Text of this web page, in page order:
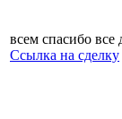
всем спасибо все
Ссылка на сделку